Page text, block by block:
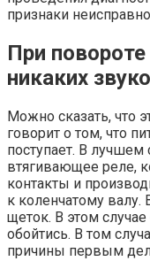
признаки
При
никаких
Можно сказать, что
говорит о том, что
поступает. В
втягивающее реле,
контакты и
к коленчатому
щеток. В этом
обойтись. В том
причины первым